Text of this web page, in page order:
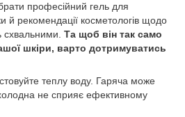
професійний гель для
й рекомендації косметологів щодо
схвальними. Та щоб він так само
шкіри, варто дотримуватись
теплу воду. Гаряча може
не сприяє ефективному